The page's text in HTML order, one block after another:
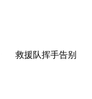
救援队挥手告别